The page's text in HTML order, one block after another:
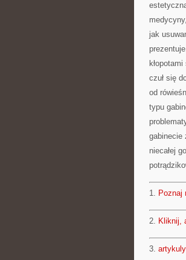
jak
czuł się
od
typu
gabinecie
niecałej
1. Poznaj
2. Kliknij,
3. artykuly